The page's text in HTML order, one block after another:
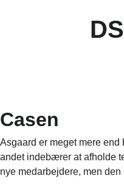
Casen
Asgaard er meget mere
andet indebærer at afholde
nye medarbejdere, men